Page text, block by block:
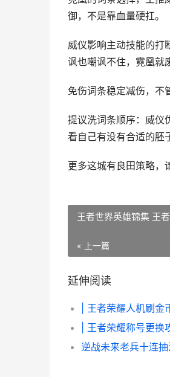
御，不是靠血量硬扛。
威仪影响主动技能的打
讽也嘲讽不住，霓凰就
免伤词条稳定减伤，不
提议洗词条顺序：威仪
看自己有没有合适的胚
更多这城有良田策略，
王者世界英雄锦集 王
« 上一篇
延伸阅读
| 王者荣耀人机刷金
| 王者荣耀称号更换